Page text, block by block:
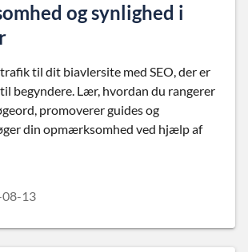
og synlighed i
til dit biavlersite med SEO, der er
begyndere. Lær, hvordan du rangerer
promoverer guides og
din opmærksomhed ved hjælp af
13